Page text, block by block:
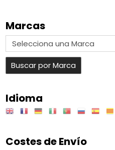
Marcas
Idioma
Costes de Envío